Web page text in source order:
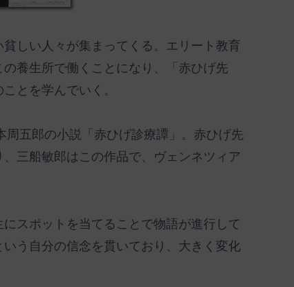
しい人々が集まってくる。エリート教育
養生所で働くことになり、「赤ひげ先
とを学んでいく。
五郎の小説「赤ひげ診療譚」。赤ひげ先
三船敏郎はこの作品で、ヴェンネツィア
スポットを当てることで物語が進行して
う自分の信念を貫いており、大きく変化